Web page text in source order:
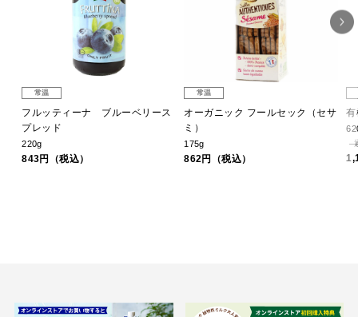
常温
フルッティーナ ブルーベリース
プレッド
220g
843円（税込）
常温
オーガニック フールセック（セサ
ミ）
175g
862円（税込）